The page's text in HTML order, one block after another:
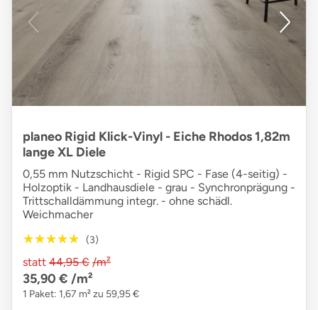
planeo Rigid Klick-Vinyl - Eiche Rhodos 1,82m
lange XL Diele
0,55 mm Nutzschicht - Rigid SPC - Fase (4-seitig) -
Holzoptik - Landhausdiele - grau - Synchronprägung -
Trittschalldämmung integr. - ohne schädl.
Weichmacher
★★★★★
★★★★★ (3)
statt 44,95 € /m²
35,90 € /m²
1 Paket: 1,67 m² zu 59,95 €